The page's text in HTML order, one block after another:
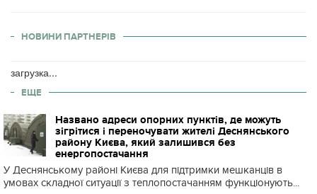
НОВИНИ ПАРТНЕРІВ
загрузка...
ЕЩЕ
Названо адреси опорних пунктів, де можуть
зігрітися і переночувати жителі Деснянського
району Києва, який залишився без
енергопостачання
У Деснянському районі Києва для підтримки мешканців в
умовах складної ситуації з теплопостачанням функціонують...